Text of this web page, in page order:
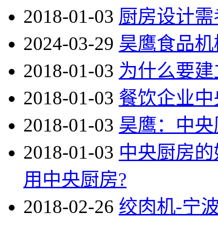
2018-01-03 厨房设计
2024-03-29 昊鹰食品
2018-01-03 为什么要
2018-01-03 餐饮企业
2018-01-03 昊鹰：中
2018-01-03 中央厨房
用中央厨房?
2018-02-26 绞肉机-宁